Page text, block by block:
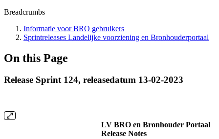
Breadcrumbs
Informatie voor BRO gebruikers
Sprintreleases Landelijke voorziening en Bronhouderportaal
On this Page
Release Sprint 124, releasedatum 13-02-2023
LV BRO en Bronhouder Portaal
Release Notes